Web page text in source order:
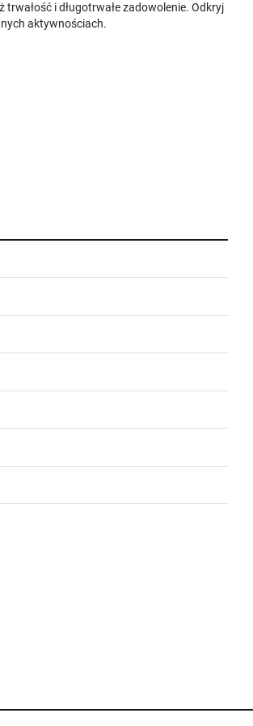
i długotrwałe zadowolenie. Odkryj
aktywnościach.